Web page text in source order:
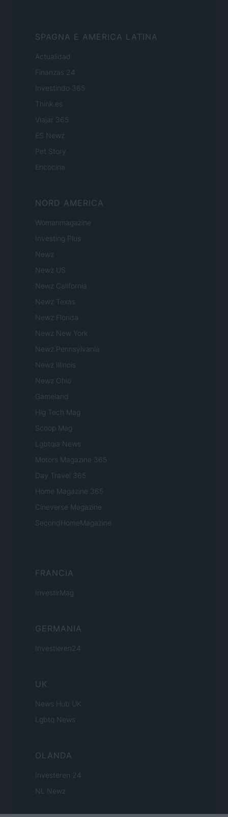
SPAGNA E AMERICA LATINA
Actualidad
Finanzas 24
Investindo 365
Think.es
Viajar 365
ES Newz
Pet Story
Encocina
NORD AMERICA
Womanmagazine
Investing Plus
Newz
Newz US
Newz California
Newz Texas
Newz Florida
Newz New York
Newz Pennsylvania
Newz Illinois
Newz Ohio
Gameland
Hig Tech Mag
Scoop Mag
Lgbtqia News
Motors Magazine 365
Day Travel 365
Home Magazine 365
Cineverse Magazine
SecondHomeMagazine
FRANCIA
InvestirMag
GERMANIA
Investieren24
UK
News Hub UK
Lgbtq News
OLANDA
Investeren 24
NL Newz